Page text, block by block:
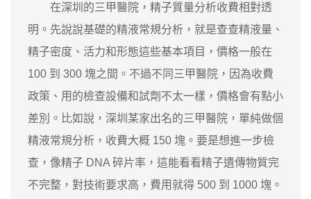
在深圳的三甲醫院，精子質量分析收費相對透
明。先說說基礎的精液常規分析，就是查查精液量、
精子密度、活力和形態這些基本項目，價格一般在
100 到 300 塊之間。不過不同三甲醫院，因為收費
政策、用的檢查設備和試劑不太一樣，價格會有點小
差別。比如說，深圳某家出名的三甲醫院，單純做個
精液常規分析，收費大概 150 塊。要是想進一步檢
查，像精子 DNA 碎片率，這能看看精子遺傳物質完
不完整，對技術要求高，費用就得 500 到 1000 塊。